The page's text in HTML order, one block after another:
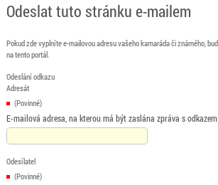
Odeslat tuto stránku e-mailem
Pokud zde vyplníte e-mailovou adresu vašeho kamaráda či známého,
na tento portál.
Odeslání odkazu
Adresát
(Povinné)
E-mailová adresa, na kterou má být zaslána zpráva s
Odesílatel
(Povinné)